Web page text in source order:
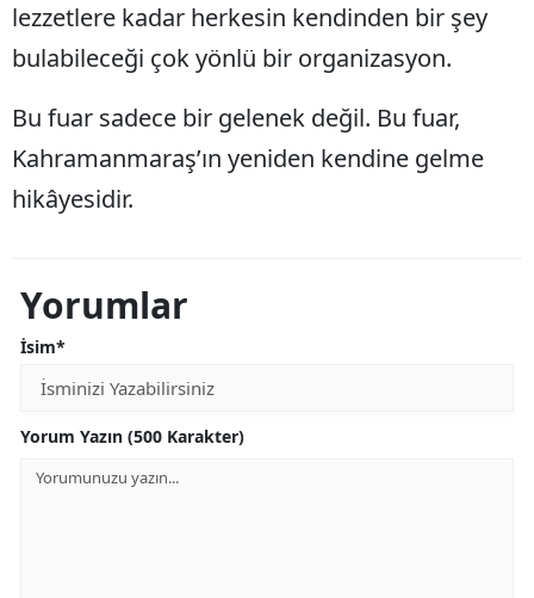
lezzetlere kadar herkesin kendinden bir şey
bulabileceği çok yönlü bir organizasyon.
Bu fuar sadece bir gelenek değil. Bu fuar,
Kahramanmaraş’ın yeniden kendine gelme
hikâyesidir.
Yorumlar
İsim*
Yorum Yazın (500 Karakter)